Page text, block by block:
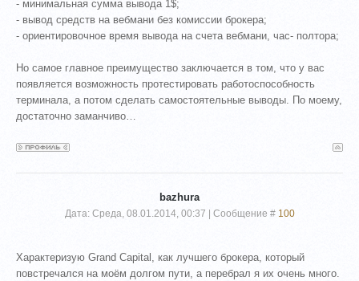
- минимальная сумма вывода 1$;
- вывод средств на вебмани без комиссии брокера;
- ориентировочное время вывода на счета вебмани, час- полтора;
Но самое главное преимущество заключается в том, что у вас
появляется возможность протестировать работоспособность
терминала, а потом сделать самостоятельные выводы. По моему,
достаточно заманчиво…
bazhura
Дата: Среда, 08.01.2014, 00:37 | Сообщение # 100
Характеризую Grand Capital, как лучшего брокера, который
повстречался на моём долгом пути, а перебрал я их очень много.